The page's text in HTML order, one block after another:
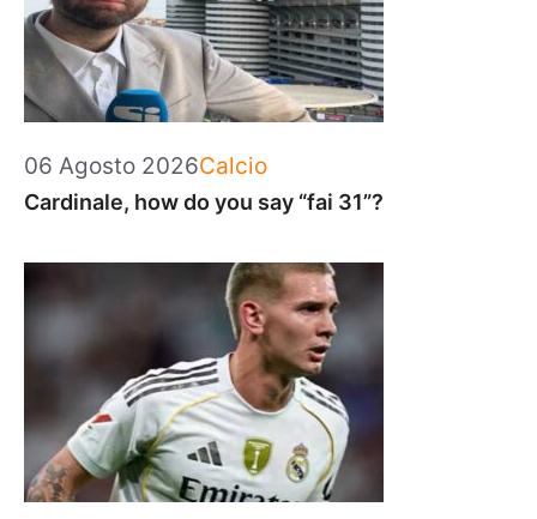
06 Agosto 2026Categorie
Calcio
Cardinale, how do you say “fai 31”?